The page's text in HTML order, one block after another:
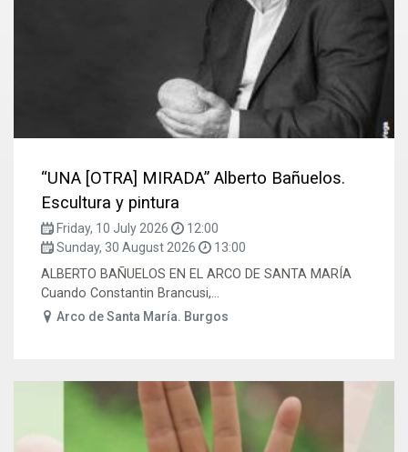
“UNA [OTRA] MIRADA” Alberto Bañuelos.
Escultura y pintura
Friday, 10 July 2026
12:00
Sunday, 30 August 2026
13:00
ALBERTO BAÑUELOS EN EL ARCO DE SANTA MARÍA
Cuando Constantin Brancusi,...
Arco de Santa María. Burgos